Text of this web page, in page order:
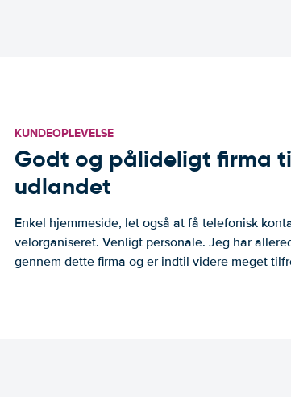
KUNDEOPLEVELSE
Godt og pålideligt firma
udlandet
Enkel hjemmeside, let også at få telefonisk
velorganiseret. Venligt personale. Jeg har
gennem dette firma og er indtil videre meget